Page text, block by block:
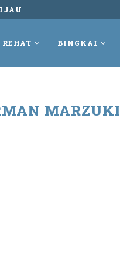
REHAT BINGKAI
MARZUKI